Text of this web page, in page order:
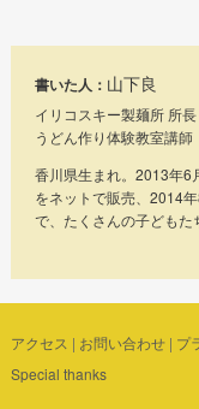
書いた人： 山下良
イリコスキー製麺所 所長
うどん作り体験教室講師
香川県生まれ。2013年6
をネットで販売、2014
で、たくさんの子どもた
アクセス | お問い合わせ| プ
Special thanks